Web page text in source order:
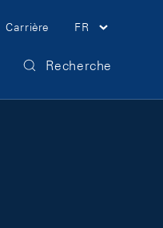
Carrière FR
Recherche